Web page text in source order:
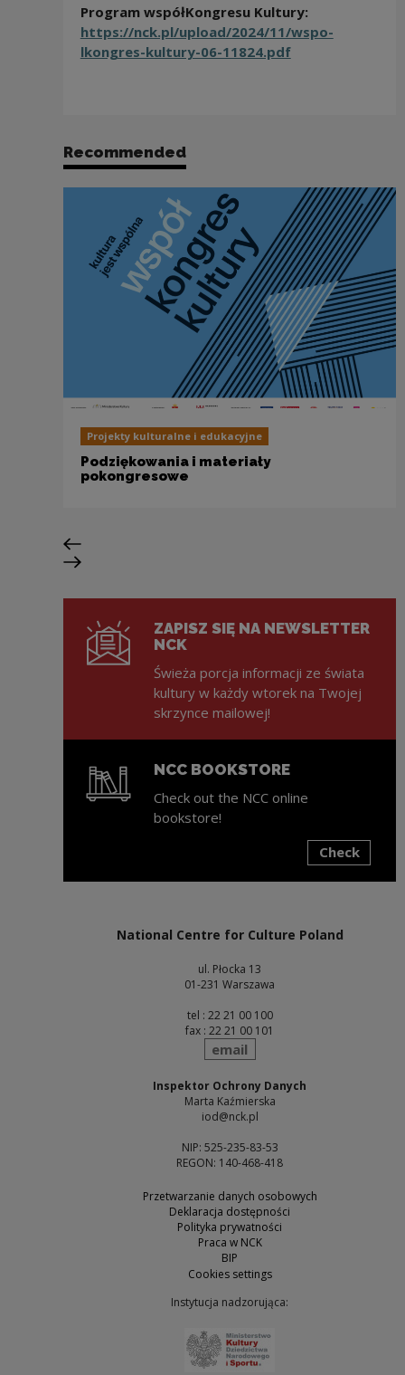
Program współKongresu Kultury:
https://nck.pl/upload/2024/11/wspo-
lkongres-kultury-06-11824.pdf
Recommended
Projekty kulturalne i edukacyjne
Podziękowania i materiały
pokongresowe
Previous slide
Next slide
ZAPISZ SIĘ NA NEWSLETTER
NCK
Świeża porcja informacji ze świata
kultury w każdy wtorek na Twojej
skrzynce mailowej!
NCC BOOKSTORE
Check out the NCC online
bookstore!
Check
National Centre for Culture Poland
ul. Płocka 13
01-231 Warszawa
tel : 22 21 00 100
fax : 22 21 00 101
send
email
Inspektor Ochrony Danych
Marta Kaźmierska
iod@nck.pl
NIP: 525-235-83-53
REGON: 140-468-418
Przetwarzanie danych osobowych
Deklaracja dostępności
Polityka prywatności
Praca w NCK
BIP
Cookies settings
Instytucja nadzorująca: